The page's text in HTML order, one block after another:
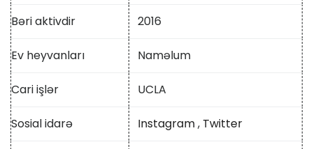
Bəri aktivdir 2016
Ev heyvanları Naməlum
Cari işlər UCLA
Sosial idarə Instagram, Twitter